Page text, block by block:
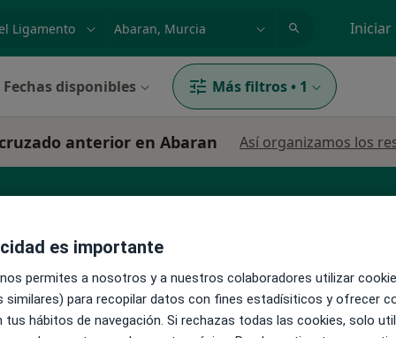
Iniciar
Fechas disponibles Más filtros • 1
anterior en Abaran Así organizamos los
La reserva de cita online no está
Pedir una cita
es importante
permites a nosotros y a nuestros colaboradores utilizar
similares) para recopilar datos con fines estadísiticos y ofrecer
tus hábitos de navegación. Si rechazas todas las cookies, solo